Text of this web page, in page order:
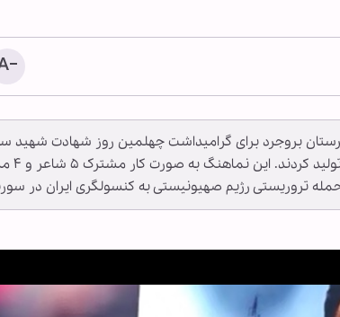
بروجرد برای گرامیداشت چهلمین روز شهادت شهید
صالحی
تروریستی رژیم صهیونیستی به کنسولگری ایران در
تایلند؛ برگزاری
امام شهید امت
مدرسه المهدیه +